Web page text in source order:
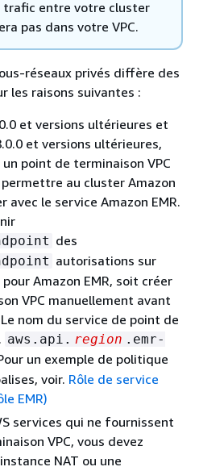
trafic entre votre cluster
pas dans votre VPC.
réseaux privés diffère des
les raisons suivantes :
et versions ultérieures et
et versions ultérieures,
point de terminaison VPC
au cluster Amazon
avec le service Amazon EMR.
des
autorisations sur
Amazon EMR, soit créer
VPC manuellement avant
nom du service de point de
aws.api. region .emr-
un exemple de politique
voir. Rôle de service
EMR)
services qui ne fournissent
VPC, vous devez
NAT ou une